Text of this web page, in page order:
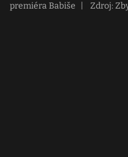
premiéra Babiše
Zdroj: